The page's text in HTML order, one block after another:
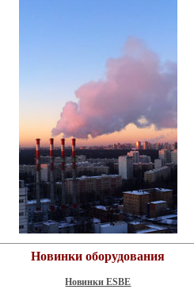
Новинки оборудования
Новинки ESBE